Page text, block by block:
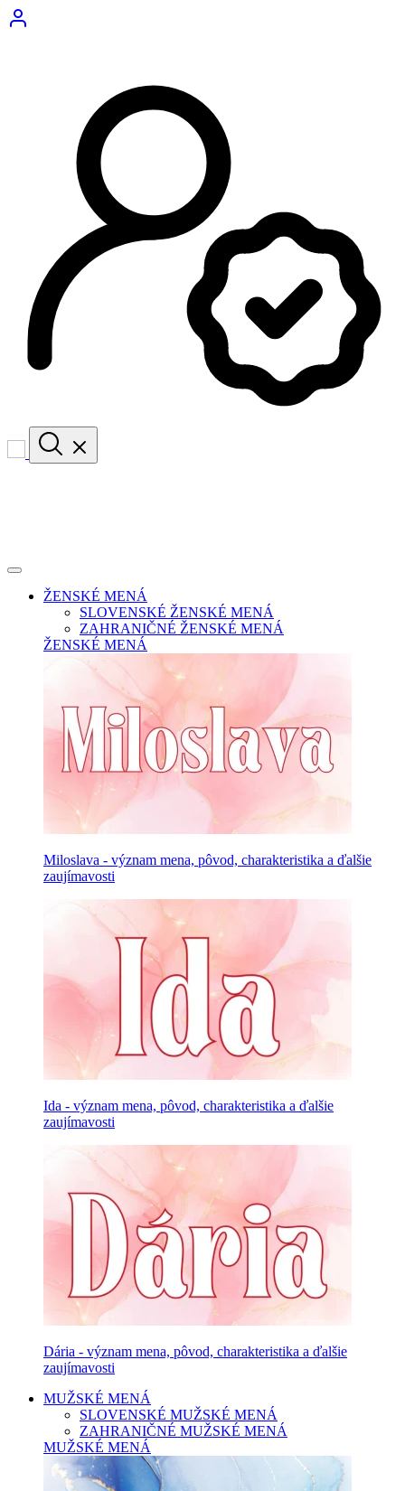
ŽENSKÉ MENÁ
SLOVENSKÉ ŽENSKÉ MENÁ
ZAHRANIČNÉ ŽENSKÉ MENÁ
ŽENSKÉ MENÁ
Miloslava - význam mena, pôvod, charakteristika a ďalšie
zaujímavosti
Ida - význam mena, pôvod, charakteristika a ďalšie
zaujímavosti
Dária - význam mena, pôvod, charakteristika a ďalšie
zaujímavosti
MUŽSKÉ MENÁ
SLOVENSKÉ MUŽSKÉ MENÁ
ZAHRANIČNÉ MUŽSKÉ MENÁ
MUŽSKÉ MENÁ